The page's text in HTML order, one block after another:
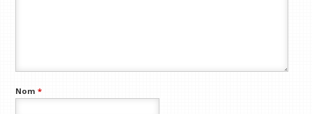
Nom*